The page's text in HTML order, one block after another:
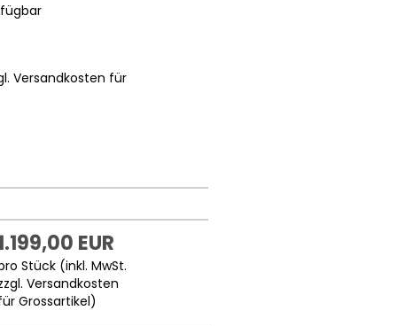
Versandkosten für
EUR
Stück (inkl. MwSt.
Versandkosten
Grossartikel)